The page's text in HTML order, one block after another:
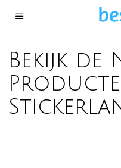
Bekijk de